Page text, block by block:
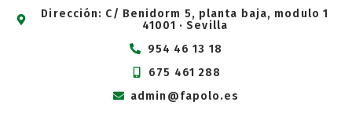
Dirección: C/ Benidorm 5, planta baja, modulo 1
41001 · Sevilla
954 46 13 18
675 461 288
admin@fapolo.es